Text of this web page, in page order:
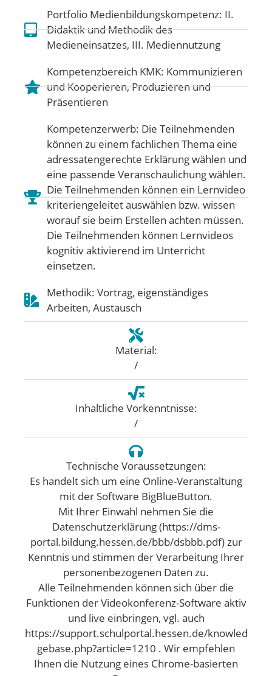
Portfolio Medienbildungskompetenz: II.
Didaktik und Methodik des
Medieneinsatzes, III. Mediennutzung
Kompetenzbereich KMK: Kommunizieren
und Kooperieren,Produzieren und
Präsentieren
Kompetenzerwerb: Die Teilnehmenden
können zu einem fachlichen Thema eine
adressatengerechte Erklärung wählen und
eine passende Veranschaulichung wählen.
Die Teilnehmenden können ein Lernvideo
kriteriengeleitet auswählen bzw. wissen
worauf sie beim Erstellen achten müssen.
Die Teilnehmenden können Lernvideos
kognitiv aktivierend im Unterricht
einsetzen.
Methodik: Vortrag, eigenständiges
Arbeiten, Austausch
Material:
/
Inhaltliche Vorkenntnisse:
/
Technische Voraussetzungen:
Es handelt sich um eine Online-Veranstaltung
mit der Software BigBlueButton.
Mit Ihrer Einwahl nehmen Sie die
Datenschutzerklärung (https://dms-
portal.bildung.hessen.de/bbb/dsbbb.pdf) zur
Kenntnis und stimmen der Verarbeitung Ihrer
personenbezogenen Daten zu.
Alle Teilnehmenden können sich über die
Funktionen der Videokonferenz-Software aktiv
und live einbringen, vgl. auch
https://support.schulportal.hessen.de/knowled
gebase.php?article=1210 . Wir empfehlen
Ihnen die Nutzung eines Chrome-basierten